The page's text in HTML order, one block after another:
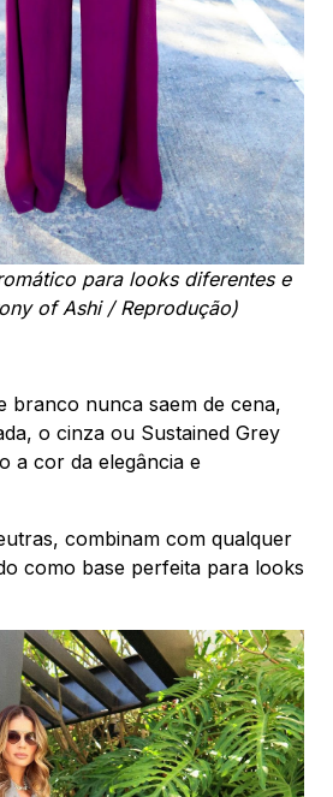
para looks diferentes e
of Ashi / Reprodução)
branco nunca saem de cena,
o cinza ou Sustained Grey
a cor da elegância e
combinam com qualquer
como base perfeita para looks